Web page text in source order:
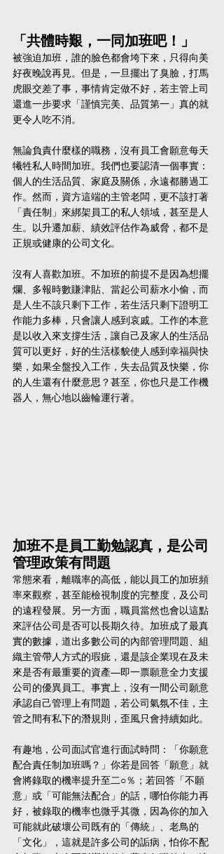
「共體時艱，一同加班吧！」
被強迫加班，誰的臉色都會垮下來，只得向美
好夜晚說再見。但是，一旦擺出了臭臉，打馬
虎眼交差了事，事情肯定做不好，若主管上司
還進一步要求「謹慎完美、品質第一」真的就
更令人吃不消。
無論負責什麼樣的職務，沒有員工會願意每天
犧牲私人時間加班。我們也要認清一個事實：
個人的生活品質、家庭及關係，永遠都勝過工
作。然而，資方這端的主管老闆，更不該打著
「責任制」來綁架員工的私人領域，甚至是人
生。以升遷加薪、績效評估作為威脅，都不是
正規或健康的公司文化。
沒有人喜歡加班。不加班的前提不是因為想擺
爛、多報時數賺津貼、當起公司薪水小偷，而
是人生不該只剩下工作，若生活只剩下證明工
作能力多棒，只會讓人感到哀戚。工作的本意
是以收入來支撐生活，讓自己及家人的生活品
質可以更好，好的生活樣貌使人感到幸福與快
樂，如果全盤投入工作，失去品質及快樂，你
的人生還有什麼意思？甚至，你也只是工作機
器人，無心地以齒輪運行著。
加班不是員工勤勉認真，是公司
管理政策有問題
常態來看，離職率的高低，能以員工的加班頻
率來觀察，甚至能檢視制度的完整度，及公司
的遠程發展。另一方面，職員當然也會以這點
來評估公司是否可以長期久待。加班成了最真
實的數據，道出多數公司的內部管理問題、組
織主管帶人方式的瑕疵，還是該企業現在及未
來是否有最重要的資產—即一票願意全力支援
公司的優異員工。事實上，沒有一間公司願意
承認自己管理上有問題，若公司氣氛不佳，主
管之間有私下的潛規則，歪風只會持續如此。
有趣地，公司面試官進行面試時問：「你願意
配合責任制加班嗎？」你若是回答「願意」就
會將錄取的機率提升至二○％；若回答「不願
意」或「可能無法配合」的話，哪怕你能力再
好，被錄取的機率也微乎其微，因為你的加入
可能就此破壞公司既有的「傳統」、老鳥的
「文化」，這就是許多公司的詬病，怕你不配